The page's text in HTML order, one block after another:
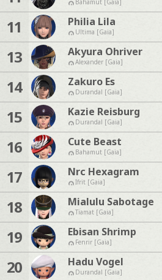
Bahamut [Gaia]
11 Philia Lila
Ultima [Gaia]
13 Akyura Ohriver
Alexander [Gaia]
14 Zakuro Es
Durandal [Gaia]
15 Kazie Reisburg
Durandal [Gaia]
16 Cute Beast
Bahamut [Gaia]
17 Nrc Hexagram
Ifrit [Gaia]
18 Mialulu Sabotage
Tiamat [Gaia]
19 Ebisan Shrimp
Fenrir [Gaia]
20 Hadu Vogel
Durandal [Gaia]